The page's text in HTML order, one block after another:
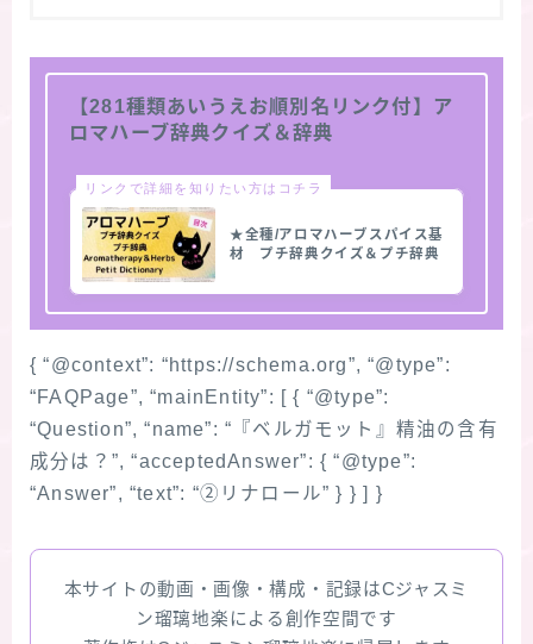
【281種類あいうえお順別名リンク付】ア
ロマハーブ辞典クイズ＆辞典
リンクで詳細を知りたい方はコチラ
★全種/アロマハーブスパイス基
材 プチ辞典クイズ＆プチ辞典
{ “@context”: “https://schema.org”, “@type”:
“FAQPage”, “mainEntity”: [ { “@type”:
“Question”, “name”: “『ベルガモット』精油の含有
成分は？”, “acceptedAnswer”: { “@type”:
“Answer”, “text”: “②リナロール” } } ] }
本サイトの動画・画像・構成・記録はCジャスミ
ン瑠璃地楽による創作空間です